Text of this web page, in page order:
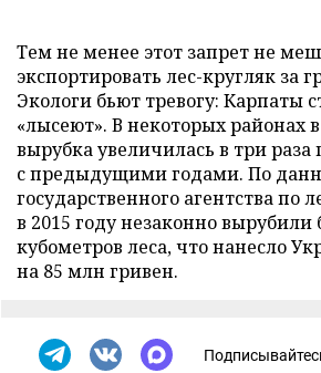
Тем не менее этот запрет не
экспортировать лес-кругляк за
Экологи бьют тревогу: Карпаты
«лысеют». В некоторых районах
вырубка увеличилась в три
с предыдущими годами. По
государственного агентства по
в 2015 году незаконно вырубили
кубометров леса, что нанесло
на 85 млн гривен.